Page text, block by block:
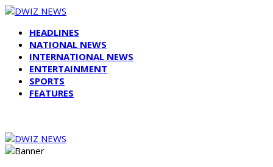
HEADLINES
NATIONAL NEWS
INTERNATIONAL NEWS
ENTERTAINMENT
SPORTS
FEATURES